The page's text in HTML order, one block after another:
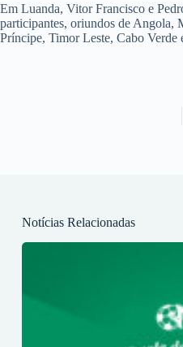
Em Luanda, Vitor Francisco e
participantes, oriundos de Angola,
Príncipe, Timor Leste, Cabo Verde
Notícias Relacionadas